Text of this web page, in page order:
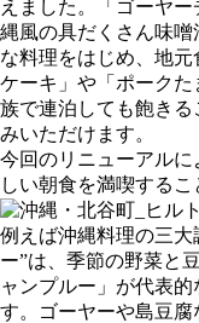
えました。「ゴーヤ
縄風の具だくさん味
な料理をはじめ、地
ケーキ」や「ポーク
族で連泊しても飽き
みいただけます。
今回のリニューアル
しい朝食を満喫するこ
例えば沖縄料理の三
ー”は、季節の野菜と
ャンプルー」が代表
す。ゴーヤーや島豆